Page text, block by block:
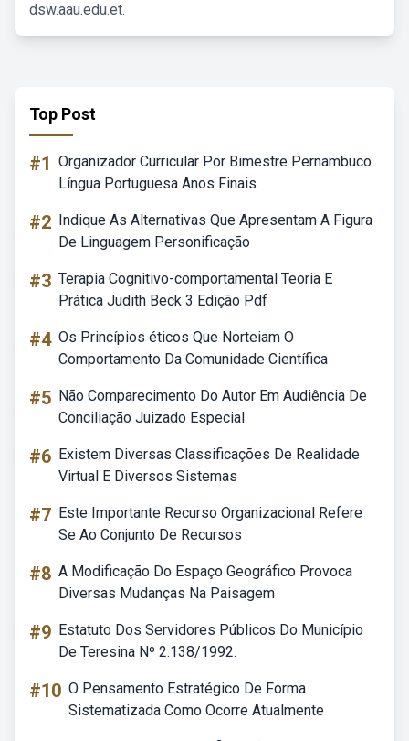
dsw.aau.edu.et.
Top Post
#1 Organizador Curricular Por Bimestre Pernambuco
Língua Portuguesa Anos Finais
#2 Indique As Alternativas Que Apresentam A Figura
De Linguagem Personificação
#3 Terapia Cognitivo-comportamental Teoria E
Prática Judith Beck 3 Edição Pdf
#4 Os Princípios éticos Que Norteiam O
Comportamento Da Comunidade Científica
#5 Não Comparecimento Do Autor Em Audiência De
Conciliação Juizado Especial
#6 Existem Diversas Classificações De Realidade
Virtual E Diversos Sistemas
#7 Este Importante Recurso Organizacional Refere
Se Ao Conjunto De Recursos
#8 A Modificação Do Espaço Geográfico Provoca
Diversas Mudanças Na Paisagem
#9 Estatuto Dos Servidores Públicos Do Município
De Teresina Nº 2.138/1992.
#10 O Pensamento Estratégico De Forma
Sistematizada Como Ocorre Atualmente